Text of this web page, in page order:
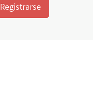
Registrarse